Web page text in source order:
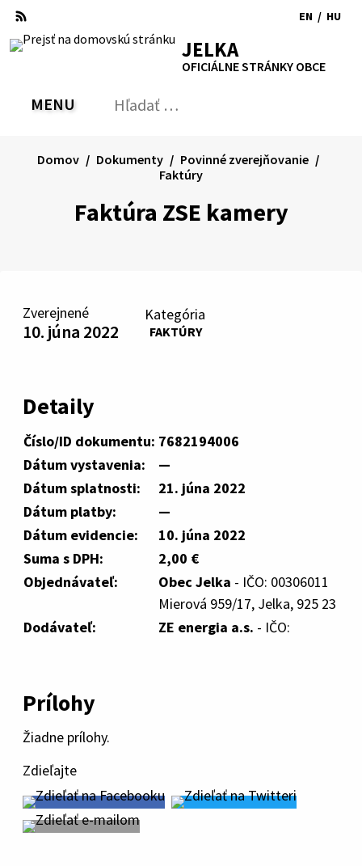
Preskočiť
obsah
RSS MapaTlačiť
Zvýšiť
kontrast
písmapísma
EN
to
/ HU
JELKA
OFICIÁLNE STRÁNKY OBCE
PREPNÚŤ
MENU Hľadať:
Faktúra ZSE kamery
Domov Dokumenty
Povinné zverejňovanie
Faktúry
Zverejnené
10. júna 2022
Kategória
FAKTÚRY
Detaily
Číslo/ID dokumentu: 7682194006
Dátum vystavenia:
—
Dátum splatnosti:
21. júna 2022
Dátum platby:
—
Dátum evidencie:
10. júna 2022
Suma s DPH:
2,00 €
Objednávateľ:
Obec Jelka - IČO: 00306011
Mierová 959/17, Jelka, 925 23
Dodávateľ:
ZE energia a.s. - IČO:
Prílohy
Žiadne prílohy.
Zdieľajte